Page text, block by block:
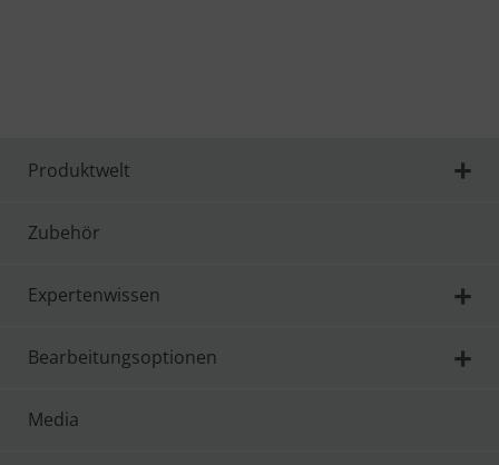
Produktwelt
Zubehör
Expertenwissen
Bearbeitungsoptionen
Media